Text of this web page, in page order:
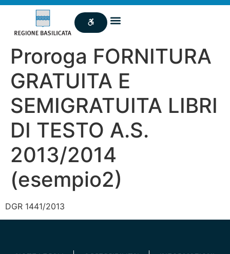
Proroga FORNITURA
GRATUITA E
SEMIGRATUITA LIBRI
DI TESTO A.S.
2013/2014
(esempio2)
DGR 1441/2013